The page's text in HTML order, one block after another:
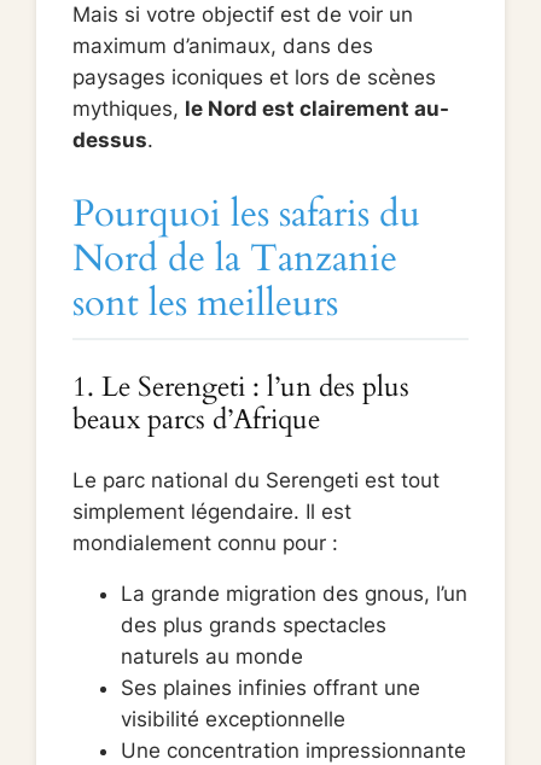
Mais si votre objectif est de voir un
maximum d’animaux, dans des
paysages iconiques et lors de scènes
mythiques, le Nord est clairement au-
dessus.
Pourquoi les safaris du
Nord de la Tanzanie
sont les meilleurs
1. Le Serengeti : l’un des plus
beaux parcs d’Afrique
Le parc national du Serengeti est tout
simplement légendaire. Il est
mondialement connu pour :
La grande migration des gnous, l’un
des plus grands spectacles
naturels au monde
Ses plaines infinies offrant une
visibilité exceptionnelle
Une concentration impressionnante